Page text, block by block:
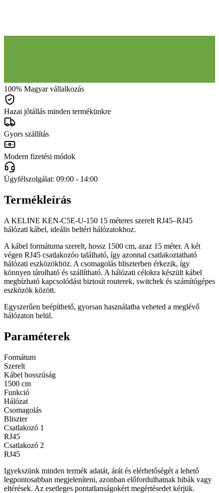
100% Magyar vállalkozás
Hazai jótállás minden termékünkre
Gyors szállítás
Modern fizetési módok
Ügyfélszolgálat: 09:00 - 14:00
Termékleírás
A KELINE KEN-C5E-U-150 15 méteres szerelt RJ45–RJ45
hálózati kábel, ideális beltéri hálózatokhoz.
A kábel formátuma szerelt, hossz 1500 cm, azaz 15 méter. A két
végen RJ45 csatlakozóo található, így azonnal csatlakoztatható
hálózati eszközökhöz. A csomagolás bliszterben érkezik, így
könnyen tárolható és szállítható. A hálózati célokra készült kábel
megbízható kapcsolódást biztosít routerek, switchek és számítógépes
eszközök között.
Egyszerűen beépíthető, gyorsan használatba veheted a meglévő
hálózaton belül.
Paraméterek
Formátum
Szerelt
Kábel hosszúság
1500 cm
Funkció
Hálózat
Csomagolás
Bliszter
Csatlakozó 1
RJ45
Csatlakozó 2
RJ45
Igyekszünk minden termék adatát, árát és elérhetőségét a lehető
legpontosabban megjeleníteni, azonban előfordulhatnak hibák vagy
eltérések. Az esetleges pontatlanságokért megértésedet kérjük.